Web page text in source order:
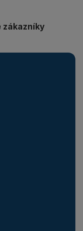
zákazníky